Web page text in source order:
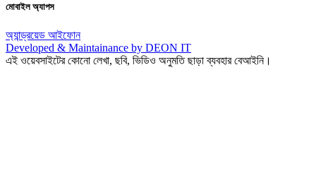
মোবাইল অ্যাপস
অ্যান্ড্রয়েড আইফোন
Developed & Maintainance by DEON IT
এই ওয়েবসাইটের কোনো লেখা, ছবি, ভিডিও অনুমতি ছাড়া ব্যবহার বেআইনি।